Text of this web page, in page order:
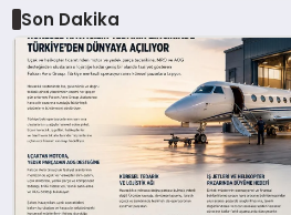
Son Dakika